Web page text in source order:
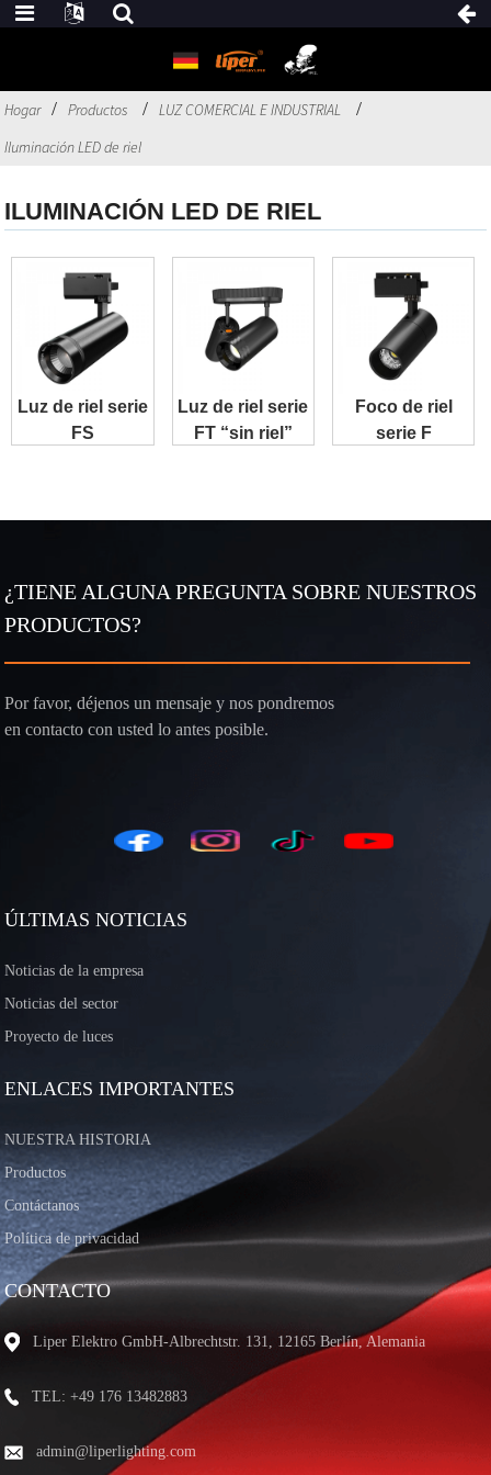
Hogar Productos
LUZ COMERCIAL E INDUSTRIAL
Iluminación LED de riel
ILUMINACIÓN LED DE RIEL
Luz de riel serie
FS
Luz de riel serie
FT “sin riel”
Foco de riel
serie F
¿TIENE ALGUNA PREGUNTA SOBRE NUESTROS
PRODUCTOS?
Por favor, déjenos un mensaje y nos pondremos
en contacto con usted lo antes posible.
ÚLTIMAS NOTICIAS
Noticias de la empresa
Noticias del sector
Proyecto de luces
ENLACES IMPORTANTES
NUESTRA HISTORIA
Productos
Contáctanos
Política de privacidad
CONTACTO
Liper Elektro GmbH-Albrechtstr. 131, 12165 Berlín, Alemania
TEL: +49 176 13482883
admin@liperlighting.com